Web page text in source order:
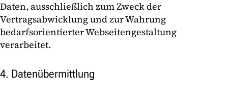
Daten, ausschließlich zum Zweck der
Vertragsabwicklung und zur Wahrung
bedarfsorientierter Webseitengestaltung
verarbeitet.
4. Datenübermittlung